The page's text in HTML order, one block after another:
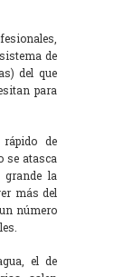
de
del que
para
de
se atasca
grande la
más del
número
el de